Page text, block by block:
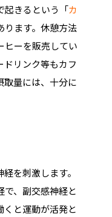
起きるという「カ
ります。休憩方法
ヒーを販売してい
ドリンク等もカフ
取量には、十分に
を刺激します。
で、副交感神経と
くと運動が活発と